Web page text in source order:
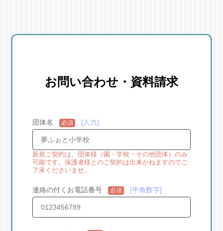
お問い合わせ・資料請求
団体名 必須 人力
新規ご契約は、団体様（園・学校・その他団体）のみ
可能です。保護者様とのご契約は出来かねますのでご
了承くださいませ。
連絡の付くお電話番号 必須 半角数字